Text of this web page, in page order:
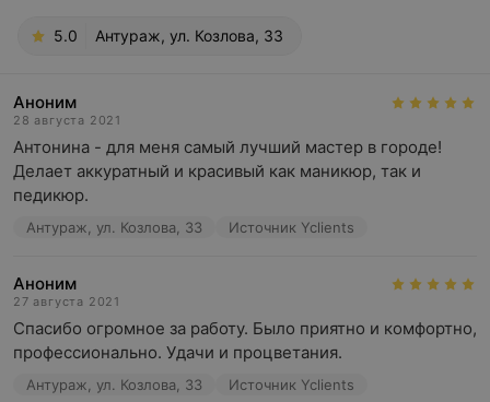
5.0 Антураж, ул. Козлова, 33
Аноним
28 августа 2021
Антонина - для меня самый лучший мастер в городе!
Делает аккуратный и красивый как маникюр, так и
педикюр.
Антураж, ул. Козлова, 33 Источник Yclients
Аноним
27 августа 2021
Спасибо огромное за работу. Было приятно и комфортно,
профессионально. Удачи и процветания.
Антураж, ул. Козлова, 33 Источник Yclients